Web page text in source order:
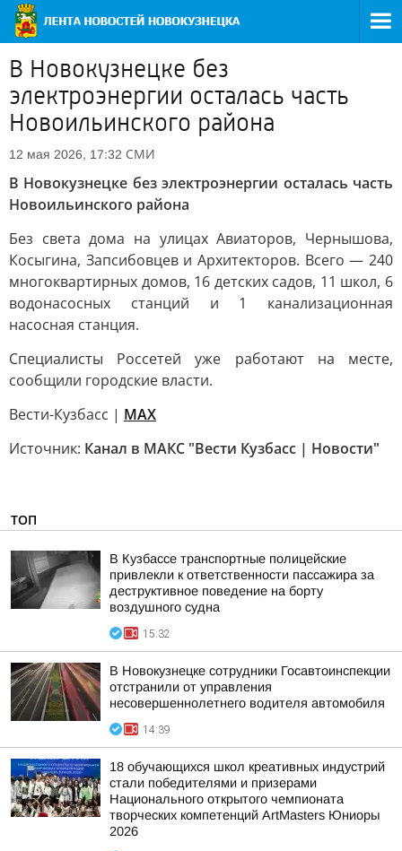
В Новокузнецке без
электроэнергии осталась часть
Новоильинского района
12 мая 2026, 17:32 СМИ
В Новокузнецке без электроэнергии осталась часть
Новоильинского района
Без света дома на улицах Авиаторов, Чернышова,
Косыгина, Запсибовцев и Архитекторов. Всего — 240
многоквартирных домов, 16 детских садов, 11 школ, 6
водонасосных станций и 1 канализационная
насосная станция.
Специалисты Россетей уже работают на месте,
сообщили городские власти.
Вести-Кузбасс | MAX
Источник: Канал в МАКС "Вести Кузбасс | Новости"
ТОП
В Кузбассе транспортные полицейские
привлекли к ответственности пассажира за
деструктивное поведение на борту
воздушного судна
15:32
В Новокузнецке сотрудники Госавтоинспекции
отстранили от управления
несовершеннолетнего водителя автомобиля
14:39
18 обучающихся школ креативных индустрий
стали победителями и призерами
Национального открытого чемпионата
творческих компетенций ArtMasters Юниоры
2026